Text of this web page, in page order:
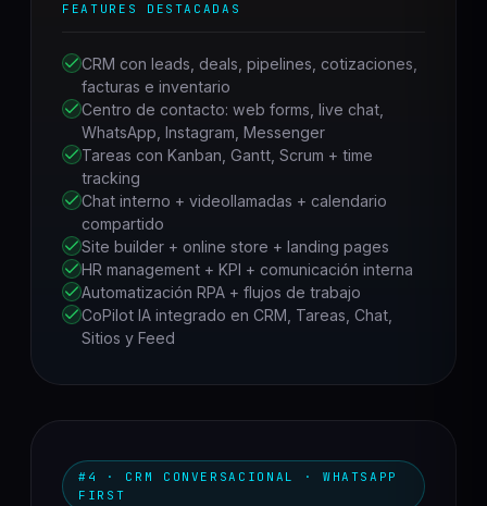
FEATURES DESTACADAS
CRM con leads, deals, pipelines, cotizaciones,
facturas e inventario
Centro de contacto: web forms, live chat,
WhatsApp, Instagram, Messenger
Tareas con Kanban, Gantt, Scrum + time
tracking
Chat interno + videollamadas + calendario
compartido
Site builder + online store + landing pages
HR management + KPI + comunicación interna
Automatización RPA + flujos de trabajo
CoPilot IA integrado en CRM, Tareas, Chat,
Sitios y Feed
#4 · CRM CONVERSACIONAL · WHATSAPP
FIRST